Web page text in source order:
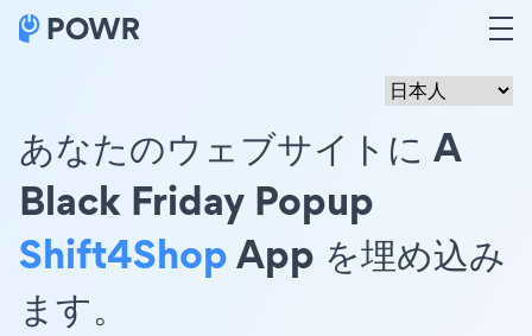
あなたのウェブサイトに A
Black Friday Popup
Shift4ShopApp を埋め込み
ます。